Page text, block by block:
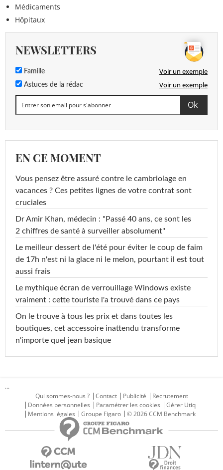
Médicaments
Hôpitaux
NEWSLETTERS
Famille Voir un exemple
Astuces de la rédac Voir un exemple
EN CE MOMENT
Vous pensez être assuré contre le cambriolage en
vacances ? Ces petites lignes de votre contrat sont
cruciales
Dr Amir Khan, médecin : "Passé 40 ans, ce sont les
2 chiffres de santé à surveiller absolument"
Le meilleur dessert de l'été pour éviter le coup de faim
de 17h n'est ni la glace ni le melon, pourtant il est tout
aussi frais
Le mythique écran de verrouillage Windows existe
vraiment : cette touriste l'a trouvé dans ce pays
On le trouve à tous les prix et dans toutes les
boutiques, cet accessoire inattendu transforme
n'importe quel jean basique
...
Qui sommes-nous ?
Contact Publicité
Recrutement
Données personnelles
Paramétrer les cookies
Gérer Utiq
Mentions légales
Groupe Figaro © 2026 CCM Benchmark